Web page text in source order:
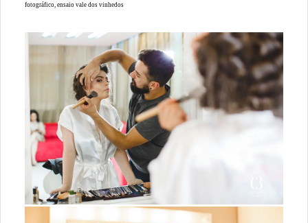
fotográfico, ensaio vale dos vinhedos